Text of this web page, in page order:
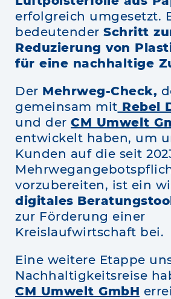
erfolgreich umgesetzt.
bedeutender Schritt
Reduzierung von
für eine nachhaltige
Der Mehrweg-Check,
gemeinsam mit Rebel
und der CM Umwelt
entwickelt haben, um
Kunden auf die seit
vorzubereiten, ist ein
digitales
zur Förderung einer
Kreislaufwirtschaft bei.
Eine weitere Etappe
Nachhaltigkeitsreise
CM Umwelt GmbH